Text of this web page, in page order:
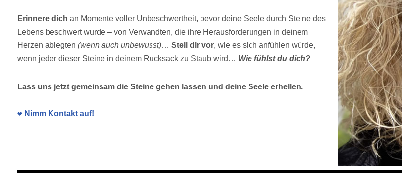
Erinnere dich an Momente voller Unbeschwertheit, bevor deine Seele durch Steine des
Lebens beschwert wurde – von Verwandten, die ihre Herausforderungen in deinem
Herzen ablegten (wenn auch unbewusst)… Stell dir vor, wie es sich anfühlen würde,
wenn jeder dieser Steine in deinem Rucksack zu Staub wird… Wie fühlst du dich?
Lass uns jetzt gemeinsam die Steine gehen lassen und deine Seele erhellen.
❤️ Nimm Kontakt auf!